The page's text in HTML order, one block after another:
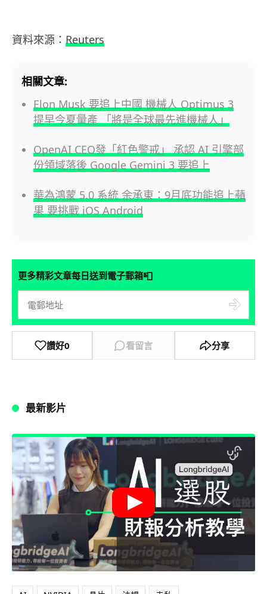
資料來源： Reuters
相關文章:
Elon Musk 要追上中國 機械人 Optimus 3
提早今夏量產 「將是全球最先進機械人」
OpenAI CEO發「紅色警戒」 承認 AI 引擎部
份領域落後 Google Gemini 3 要追上
華為鴻蒙 5.0 系統 余承東：9月底功能追上蘋
果 要挑戰 iOS Android
更多精彩文章每日送到電子郵箱📮
讚好0 看留言 分享
最新影片